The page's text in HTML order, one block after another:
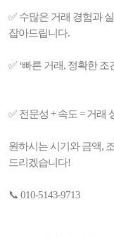
✅ 수많은 거래 경험과
잡아드립니다.
✅ ‘빠른 거래, 정확한 조
✅ 전문성 + 속도 = 거래
원하시는 시기와 금액,
드리겠습니다!
📞 010-5143-9713